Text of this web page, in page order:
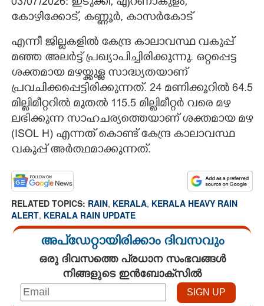
കോഴിക്കോട്, കണ്ണൂർ, കാസർകോട്
എന്നീ ജില്ലകളിൽ കേന്ദ്ര കാലാവസ്ഥ വകുപ്പ്
മഞ്ഞ അലർട്ട് പ്രഖ്യാപിച്ചിരിക്കുന്നു. ഒറ്റപ്പെട്ട
ശക്തമായ മഴയ്ക്കുള്ള സാദ്ധ്യതയാണ്
പ്രവചിക്കപ്പെട്ടിരിക്കുന്നത്. 24 മണിക്കൂറിൽ 64.5
മില്ലിമീറ്ററിൽ മുതൽ 115.5 മില്ലിമീറ്റർ വരെ മഴ
ലഭിക്കുന്ന സാഹചര്യത്തെയാണ് ശക്തമായ മഴ
(ISOL H) എന്നത് കൊണ്ട് കേന്ദ്ര കാലാവസ്ഥ
വകുപ്പ് അർത്ഥമാക്കുന്നത്.
RELATED TOPICS: RAIN, KERALA, KERALA HEAVY RAIN
ALERT, KERALA RAIN UPDATE
അപ്ഡേറ്റായിരിക്കാം ദിവസവും
ഒരു ദിവസത്തെ പ്രധാന സംഭവങ്ങൾ
നിങ്ങളുടെ ഇൻബോക്സിൽ